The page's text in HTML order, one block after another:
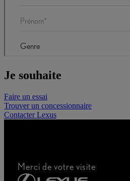
Je souhaite
Faire un essai
Trouver un concessionnaire
Contacter Lexus
Merci de votre visite